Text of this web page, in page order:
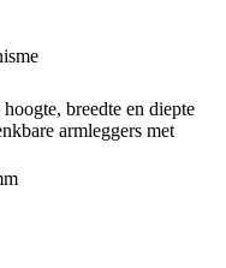
breedte en diepte
armleggers met